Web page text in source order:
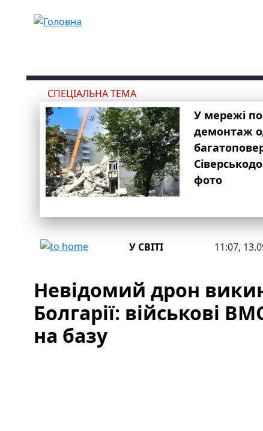
СПЕЦІАЛЬНА ТЕМА
У мережі
демонтаж
фото
У СВІТІ 11:07,
Невідомий дрон
Болгарії: військові
на базу